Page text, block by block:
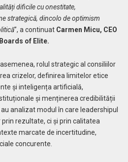
dificile cu onestitate,
strategică, dincolo de optimism
”, a continuat Carmen Micu, CEO
of Elite.
rolul strategic al consiliilor
crizelor, definirea limitelor etice
și inteligența artificială,
și menținerea credibilității
analizat modul în care leadershipul
rezultate, ci și prin calitatea
marcate de incertitudine,
concurente.